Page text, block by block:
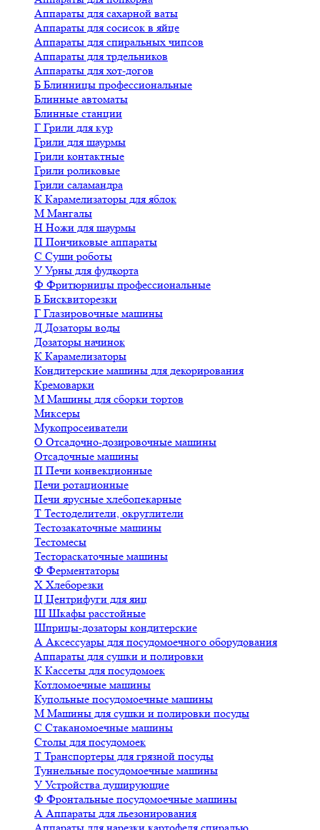
Аппараты для сахарной ваты
Аппараты для сосисок в яйце
Аппараты для спиральных чипсов
Аппараты для трдельников
Аппараты для хот-догов
Б Блинницы профессиональные
Блинные автоматы
Блинные станции
Г Грили для кур
Грили для шаурмы
Грили контактные
Грили роликовые
Грили саламандра
К Карамелизаторы для яблок
М Мангалы
Н Ножи для шаурмы
П Пончиковые аппараты
С Суши роботы
У Урны для фудкорта
Ф Фритюрницы профессиональные
Б Бисквиторезки
Г Глазировочные машины
Д Дозаторы воды
Дозаторы начинок
К Карамелизаторы
Кондитерские машины для декорирования
Кремоварки
М Машины для сборки тортов
Миксеры
Мукопросеиватели
О Отсадочно-дозировочные машины
Отсадочные машины
П Печи конвекционные
Печи ротационные
Печи ярусные хлебопекарные
Т Тестоделители, округлители
Тестозакаточные машины
Тестомесы
Тестораскаточные машины
Ф Ферментаторы
Х Хлеборезки
Ц Центрифуги для яиц
Ш Шкафы расстойные
Шприцы-дозаторы кондитерские
А Аксессуары для посудомоечного оборудования
Аппараты для сушки и полировки
К Кассеты для посудомоек
Котломоечные машины
Купольные посудомоечные машины
М Машины для сушки и полировки посуды
С Стаканомоечные машины
Столы для посудомоек
Т Транспортеры для грязной посуды
Туннельные посудомоечные машины
У Устройства душирующие
Ф Фронтальные посудомоечные машины
А Аппараты для льезонирования